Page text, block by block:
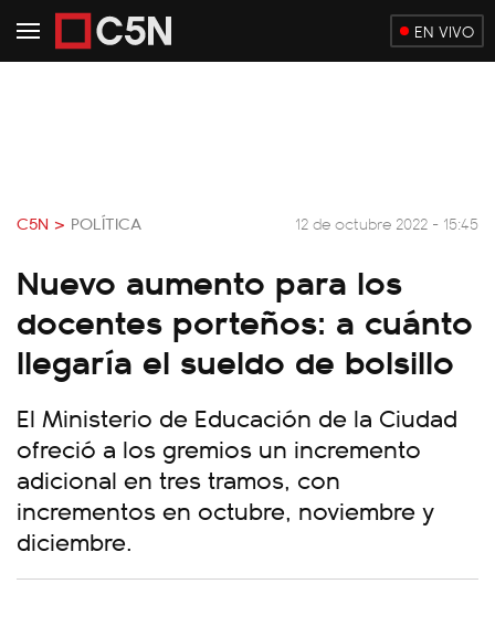
EN VIVO
C5N > POLÍTICA 12 de octubre 2022 - 15:45
Nuevo aumento para los
docentes porteños: a cuánto
llegaría el sueldo de bolsillo
El Ministerio de Educación de la Ciudad
ofreció a los gremios un incremento
adicional en tres tramos, con
incrementos en octubre, noviembre y
diciembre.